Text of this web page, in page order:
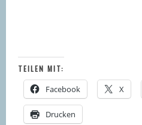
TEILEN MIT:
Facebook X
Drucken